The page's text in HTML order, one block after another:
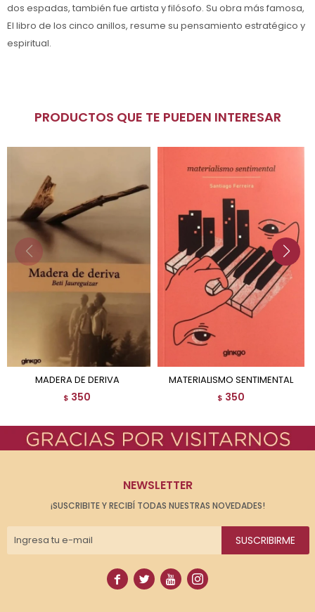
dos espadas, también fue artista y filósofo. Su obra más famosa,
El libro de los cinco anillos, resume su pensamiento estratégico y
espiritual.
PRODUCTOS QUE TE PUEDEN INTERESAR
MADERA DE DERIVA
$ 350
MATERIALISMO SENTIMENTAL
$ 350
NEWSLETTER
¡SUSCRIBITE Y RECIBÍ TODAS NUESTRAS NOVEDADES!
SUSCRIBIRME
   